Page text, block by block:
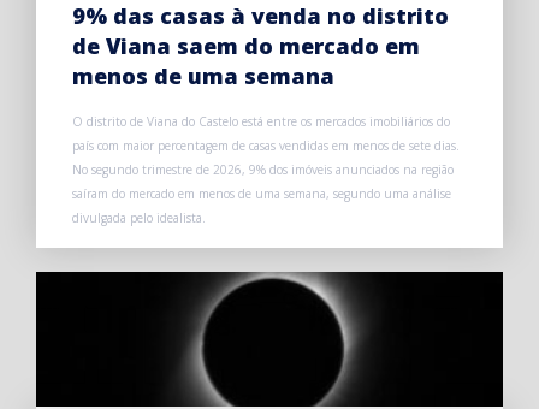
9% das casas à venda no distrito
de Viana saem do mercado em
menos de uma semana
O distrito de Viana do Castelo está entre os mercados imobiliários do
país com maior percentagem de casas vendidas em menos de sete dias.
No segundo trimestre de 2026, 9% dos imóveis anunciados na região
saíram do mercado em menos de uma semana, segundo uma análise
divulgada pelo idealista.